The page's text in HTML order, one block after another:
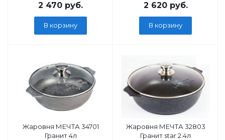
2 470 руб.
В корзину
2 620руб.
В корзину
Жаровня МЕЧТА 34701
Гранит 4л
Жаровня МЕЧТА 32803
Гранит star 2.4л